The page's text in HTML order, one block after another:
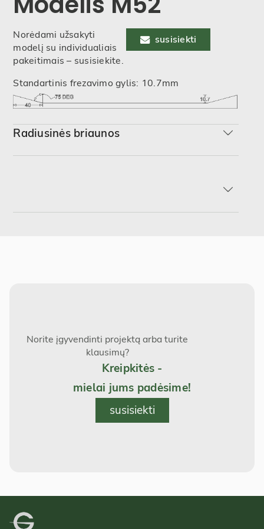
Norėdami užsakyti
modelį su individualiais
pakeitimais – susisiekite.
susisiekti
Standartinis frezavimo gylis: 10.7mm
Radiusinės briaunos
Norite įgyvendinti projektą arba turite
klausimų?
Kreipkitės -
mielai jums padėsime!
susisiekti